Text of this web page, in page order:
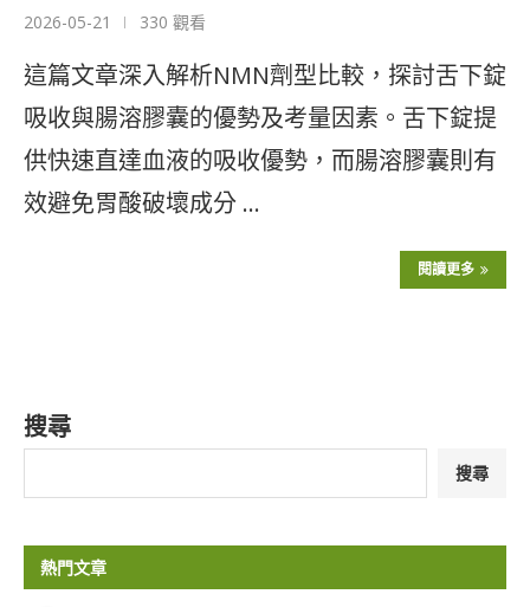
2026-05-21 330 觀看
這篇文章深入解析NMN劑型比較，探討舌下錠
吸收與腸溶膠囊的優勢及考量因素。舌下錠提
供快速直達血液的吸收優勢，而腸溶膠囊則有
效避免胃酸破壞成分 …
閱讀更多
搜尋
搜尋
熱門文章